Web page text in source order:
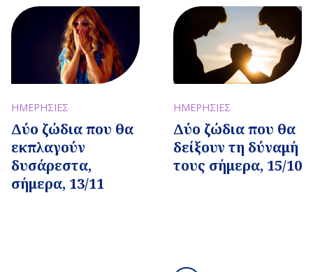
ΗΜΕΡΗΣΙΕΣ
Δύο ζώδια που θα
εκπλαγούν
δυσάρεστα,
σήμερα, 13/11
ΗΜΕΡΗΣΙΕΣ
Δύο ζώδια που θα
δείξουν τη δύναμή
τους σήμερα, 15/10